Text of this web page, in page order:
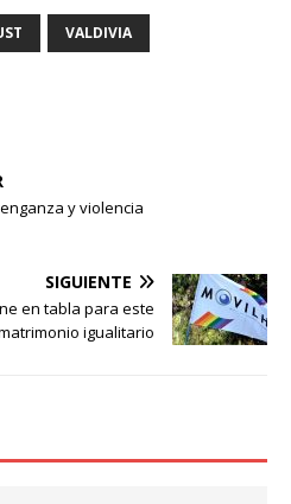
VALDIVIA
y violencia
SIGUIENTE
en tabla para este
igualitario